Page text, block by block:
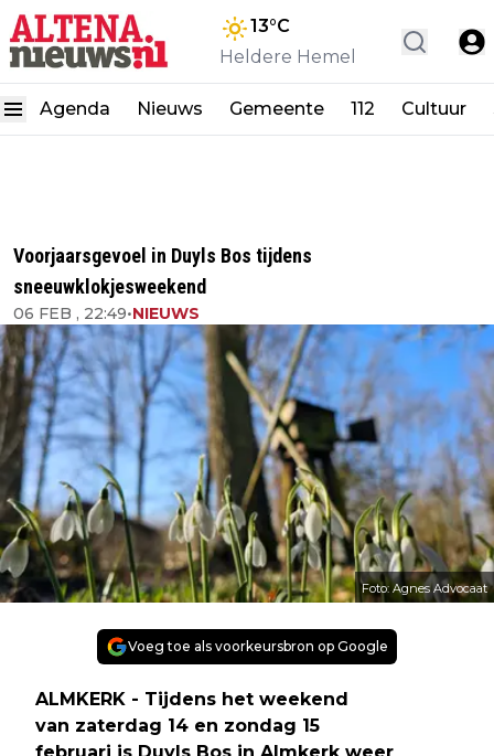
13°C
Heldere Hemel
Agenda Nieuws Gemeente 112 Cultuur
Voorjaarsgevoel in Duyls Bos tijdens
sneeuwklokjesweekend
06 FEB , 22:49•NIEUWS
Foto: Agnes Advocaat
Voeg toe als voorkeursbron op Google
ALMKERK - Tijdens het weekend
van zaterdag 14 en zondag 15